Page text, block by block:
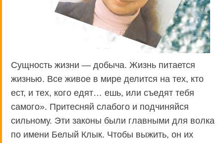
Сущность жизни — добыча. Жизнь питается
жизнью. Все живое в мире делится на тех, кто
ест, и тех, кого едят… ешь, или съедят тебя
самого». Притесняй слабого и подчиняйся
сильному. Эти законы были главными для волка
по имени Белый Клык. Чтобы выжить, он их